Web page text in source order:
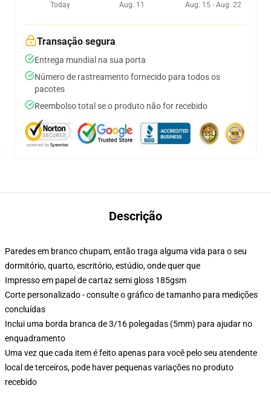
Today
Aug. 11
Aug. 15 - Aug. 22
Transação segura
Entrega mundial na sua porta
Número de rastreamento fornecido para todos os
pacotes
Reembolso total se o produto não for recebido
Descrição
Paredes em branco chupam, então traga alguma vida para o seu
dormitório, quarto, escritório, estúdio, onde quer que
Impresso em papel de cartaz semi gloss 185gsm
Corte personalizado - consulte o gráfico de tamanho para medições
concluídas
Inclui uma borda branca de 3/16 polegadas (5mm) para ajudar no
enquadramento
Uma vez que cada item é feito apenas para você pelo seu atendente
local de terceiros, pode haver pequenas variações no produto
recebido